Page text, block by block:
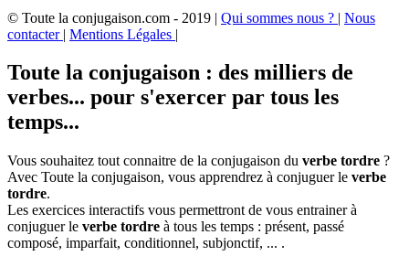
© Toute la conjugaison.com - 2019 | Qui sommes nous ? | Nous
contacter | Mentions Légales |
Toute la conjugaison : des milliers de
verbes... pour s'exercer par tous les
temps...
Vous souhaitez tout connaitre de la conjugaison du verbe tordre ?
Avec Toute la conjugaison, vous apprendrez à conjuguer le verbe
tordre.
Les exercices interactifs vous permettront de vous entrainer à
conjuguer le verbe tordre à tous les temps : présent, passé
composé, imparfait, conditionnel, subjonctif, ... .